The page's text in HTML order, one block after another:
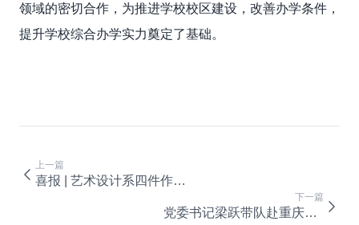
领域的密切合作，为推进学校校区建设，改善办学条件，
提升学校综合办学实力奠定了基础。
上一篇
喜报 | 艺术设计系四件作品获第五届全国数字创意教学技能大赛等级奖
下一篇
党委书记梁跃带队赴重庆城市管理职业学院交流学习